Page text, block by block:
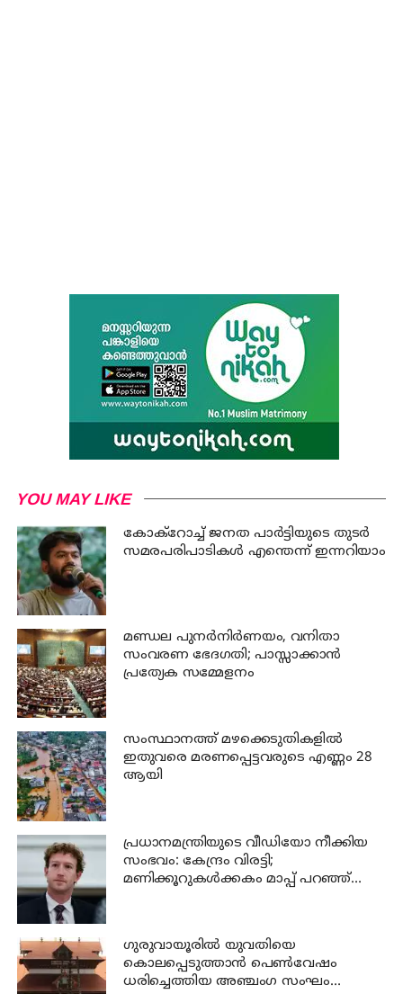
YOU MAY LIKE
കോക്റോച്ച് ജനത പാര്‍ട്ടിയുടെ തുടര്‍
സമരപരിപാടികള്‍ എന്തെന്ന് ഇന്നറിയാം
മണ്ഡല പുനർനിർണയം, വനിതാ
സംവരണ ഭേദഗതി; പാസ്സാക്കാൻ
പ്രത്യേക സമ്മേളനം
സംസ്ഥാനത്ത് മഴക്കെടുതികളില്‍
ഇതുവരെ മരണപ്പെട്ടവരുടെ എണ്ണം 28
ആയി
പ്രധാനമന്ത്രിയുടെ വീഡിയോ നീക്കിയ
സംഭവം: കേന്ദ്രം വിരട്ടി;
മണിക്കൂറുകൾക്കകം മാപ്പ് പറഞ്ഞ്
ഗുരുവായൂരില്‍ യുവതിയെ
കൊലപ്പെടുത്താന്‍ പെണ്‍വേഷം
ധരിച്ചെത്തിയ അഞ്ചംഗ സംഘം